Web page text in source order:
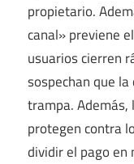
propietario.
canal» previene
usuarios cierren
sospechan que
trampa.
protegen contra
dividir el pago en